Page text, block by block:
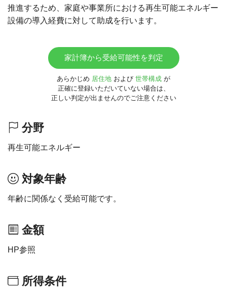
推進するため、家庭や事業所における再生可能エネルギー
設備の導入経費に対して助成を行います。
家計簿から受給可能性を判定
あらかじめ 居住地 および 世帯構成 が
正確に登録いただいていない場合は、
正しい判定が出ませんのでご注意ください
分野
再生可能エネルギー
対象年齢
年齢に関係なく受給可能です。
金額
HP参照
所得条件